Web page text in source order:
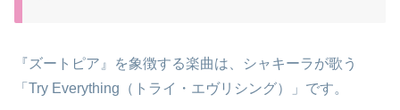
『ズートピア』を象徴する楽曲は、シャキーラが歌う
「Try Everything（トライ・エヴリシング）」です。